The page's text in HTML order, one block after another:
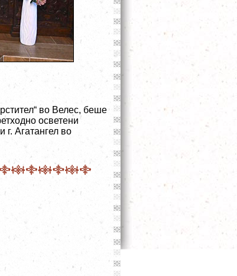
во Велес, беше
осветени
Агатангел во